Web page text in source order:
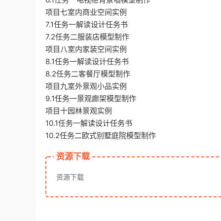
项目七室内商业空间实例
7.1任务一解读设计任务书
7.2任务二服装店模型制作
项目八室内家装空间实例
8.1任务一解读设计任务书
8.2任务二客餐厅模型制作
项目九室外景观小品实例
9.1任务一景观廊架模型制作
项目十园林景观实例
10.1任务一解读设计任务书
10.2任务二欧式别墅庭院模型制作
资源下载
资源下载